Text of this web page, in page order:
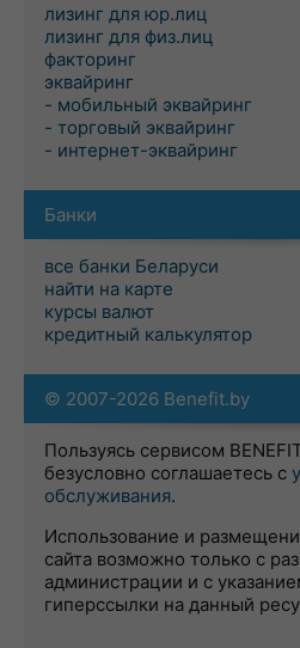
лизинг для юр.лиц
лизинг для физ.лиц
факторинг
эквайринг
- мобильный эквайринг
- торговый эквайринг
- интернет-эквайринг
Банки
все банки Беларуси
найти на карте
курсы валют
кредитный калькулятор
© 2007-2026 Benefit.by
Пользуясь сервисом
безусловно соглашаетесь с
обслуживания.
Использование и
сайта возможно только с
администрации и с
гиперссылки на данный